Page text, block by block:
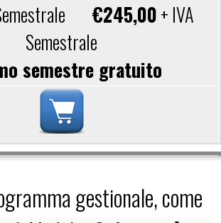
€245,00+ IVA
Semestrale
semestre gratuito
gestionale, come